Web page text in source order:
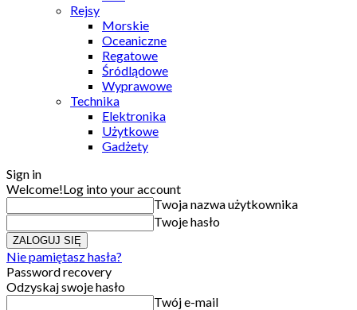
Rejsy
Morskie
Oceaniczne
Regatowe
Śródlądowe
Wyprawowe
Technika
Elektronika
Użytkowe
Gadżety
Sign in
Welcome!Log into your account
Twoja nazwa użytkownika
Twoje hasło
Nie pamiętasz hasła?
Password recovery
Odzyskaj swoje hasło
Twój e-mail